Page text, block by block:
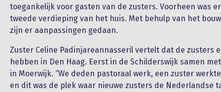
toegankelijk voor gasten van de zusters. Voorheen was
tweede verdieping van het huis. Met behulp van het
zijn er aanpassingen gedaan.
Zuster Celine Padinjareannasseril vertelt dat de zusters
hebben in Den Haag. Eerst in de Schilderswijk samen
in Moerwijk. “We deden pastoraal werk, een zuster
en dit was de plek waar nieuwe zusters de Nederlandse